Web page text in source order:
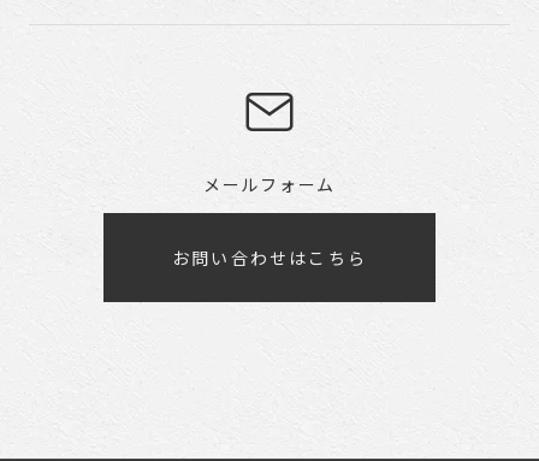
メールフォーム
お問い合わせはこちら